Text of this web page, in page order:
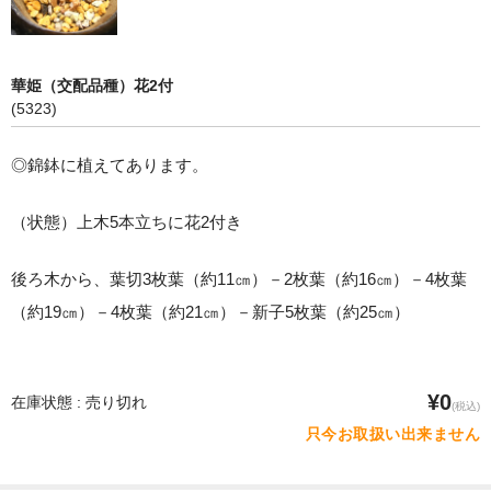
華姫（交配品種）花2付
(5323)
◎錦鉢に植えてあります。
（状態）上木5本立ちに花2付き
後ろ木から、葉切3枚葉（約11㎝）－2枚葉（約16㎝）－4枚葉
（約19㎝）－4枚葉（約21㎝）－新子5枚葉（約25㎝）
在庫状態 : 売り切れ ¥0(税込)
只今お取扱い出来ません